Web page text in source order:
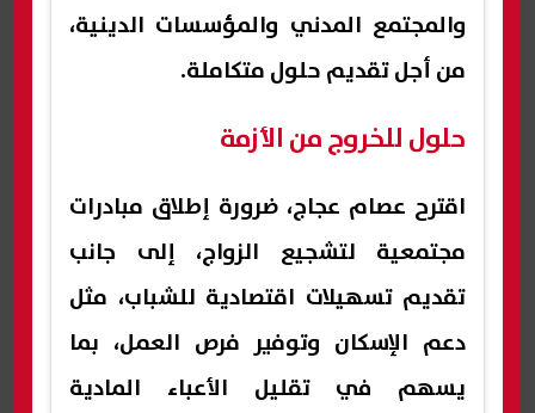
والمجتمع المدني والمؤسسات الدينية،
من أجل تقديم حلول متكاملة.
حلول للخروج من الأزمة
اقترح عصام عجاج، ضرورة إطلاق مبادرات
مجتمعية لتشجيع الزواج، إلى جانب
تقديم تسهيلات اقتصادية للشباب، مثل
دعم الإسكان وتوفير فرص العمل، بما
يسهم في تقليل الأعباء المادية